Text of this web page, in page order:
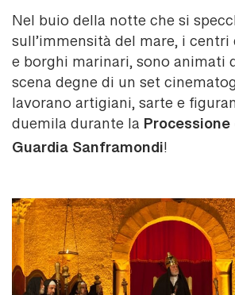
Nel buio della notte che si
sull’immensità del mare, i
e borghi marinari, sono animati
scena degne di un set
lavorano artigiani, sarte e
duemila durante la
Guardia Sanframondi!